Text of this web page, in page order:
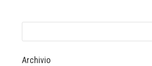
Archivio